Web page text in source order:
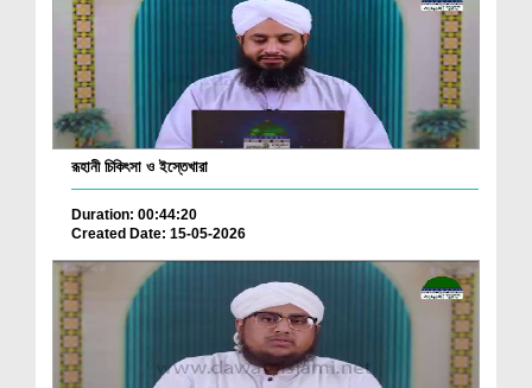
রূহানী চিকিৎসা ও ইস্তেখারা
Duration: 00:44:20
Created Date: 15-05-2026